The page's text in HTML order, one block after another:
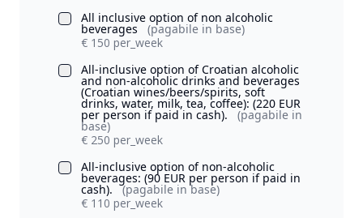
All inclusive option of non alcoholic
beverages
(pagabile in base)
€ 150 per_week
All-inclusive option of Croatian alcoholic
and non-alcoholic drinks and beverages
(Croatian wines/beers/spirits, soft
drinks, water, milk, tea, coffee): (220 EUR
per person if paid in cash). (pagabile in
base)
€ 250 per_week
All-inclusive option of non-alcoholic
beverages: (90 EUR per person if paid in
cash).
(pagabile in base)
€ 110 per_week